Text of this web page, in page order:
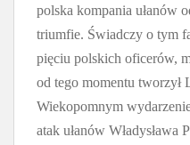
polska kompania ułanów
triumfie. Świadczy o tym
pięciu polskich oficerów,
od tego momentu tworzył
Wiekopomnym
atak ułanów Władysława